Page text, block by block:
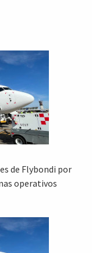
de Flybondi por
operativos